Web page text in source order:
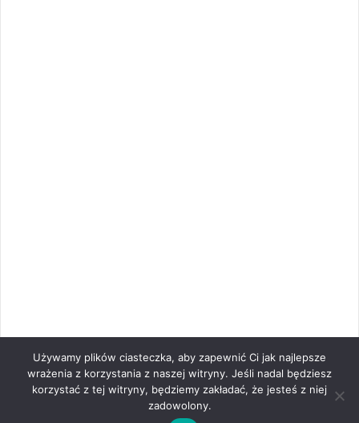
Używamy plików ciasteczka, aby zapewnić Ci jak najlepsze
wrażenia z korzystania z naszej witryny. Jeśli nadal będziesz
korzystać z tej witryny, będziemy zakładać, że jesteś z niej
zadowolony.